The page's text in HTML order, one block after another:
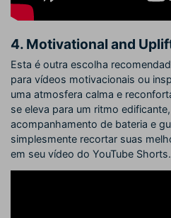
4. Motivational and
Esta é outra escolha
para vídeos motivacionais ou
uma atmosfera calma e
se eleva para um ritmo
acompanhamento de bateria e
simplesmente recortar suas
em seu vídeo do YouTube Shorts.